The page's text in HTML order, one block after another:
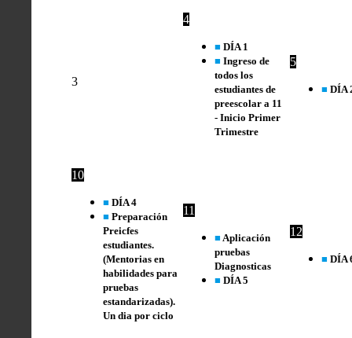
3
4
■ DÍA 1
■ Ingreso de
todos los
estudiantes de
preescolar a 11
- Inicio Primer
Trimestre
5
■ DÍA
10
■ DÍA 4
■ Preparación
Preicfes
estudiantes.
(Mentorias en
habilidades para
pruebas
estandarizadas).
Un dia por ciclo
11
■ Aplicación
pruebas
Diagnosticas
■ DÍA 5
12
■ DÍA